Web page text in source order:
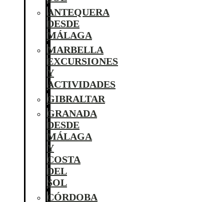
ANTEQUERA
DESDE
MÁLAGA
MARBELLA
EXCURSIONES
Y
ACTIVIDADES
GIBRALTAR
GRANADA
DESDE
MÁLAGA
Y
COSTA
DEL
SOL
CÓRDOBA